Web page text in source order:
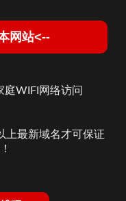
网站<--
WIFI网络访问
上最新域名才可保证